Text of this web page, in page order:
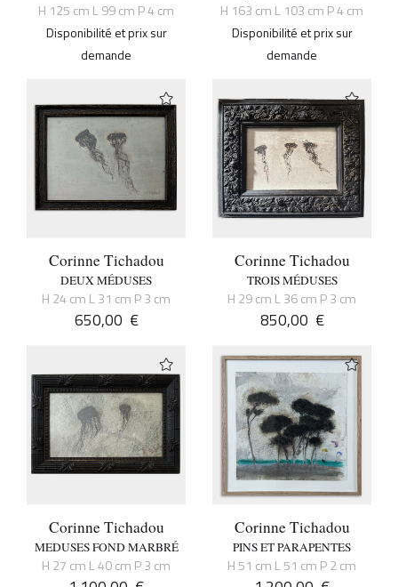
H 125 cm L 99 cm P 4 cm
Disponibilité et prix sur
demande
H 163 cm L 103 cm P 4 cm
Disponibilité et prix sur
demande
Corinne Tichadou
DEUX MÉDUSES
H 24 cm L 31 cm P 3 cm
650,00 €
Corinne Tichadou
TROIS MÉDUSES
H 29 cm L 36 cm P 3 cm
850,00 €
Corinne Tichadou
MEDUSES FOND MARBRÉ
H 27 cm L 40 cm P 3 cm
Corinne Tichadou
PINS ET PARAPENTES
H 51 cm L 51 cm P 2 cm